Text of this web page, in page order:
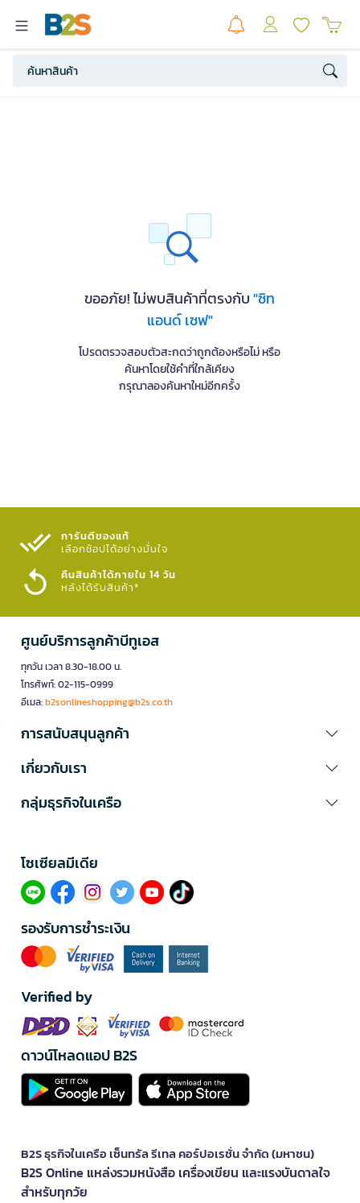
ขออภัย! ไม่พบสินค้าที่ตรงกับ"ซิท
แอนด์ เซฟ"
โปรดตรวจสอบตัวสะกดว่าถูกต้องหรือไม่ หรือ
ค้นหาโดยใช้คำที่ใกล้เคียง
กรุณาลองค้นหาใหม่อีกครั้ง
การันตีของแท้
เลือกช้อปได้อย่างมั่นใจ​
คืนสินค้าได้ภายใน 14 วัน
หลังได้รับสินค้า*
ศูนย์บริการลูกค้าบีทูเอส
ทุกวัน เวลา 8.30-18.00 น.
โทรศัพท์: 02-115-0999
อีเมล:b2sonlineshopping@b2s.co.th
การสนับสนุนลูกค้า
เกี่ยวกับเรา
กลุ่มธุรกิจในเครือ
โซเซียลมีเดีย​
รองรับการชำระเงิน
Verified by
ดาวน์โหลดแอป B2S
B2S ธุรกิจในเครือ เซ็นทรัล รีเทล คอร์ปอเรชั่น จำกัด (มหาชน)
B2S Online แหล่งรวมหนังสือ เครื่องเขียน และแรงบันดาลใจ
สำหรับทุกวัย